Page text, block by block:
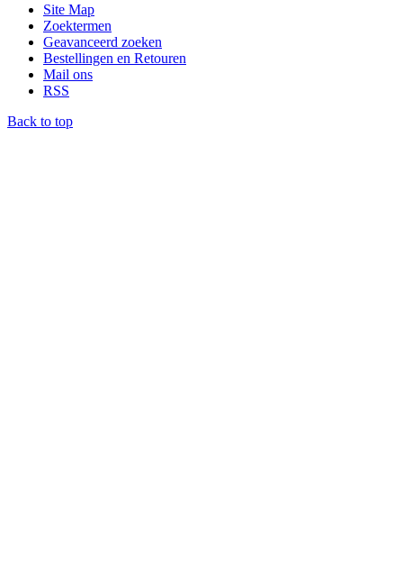
Site Map
Zoektermen
Geavanceerd zoeken
Bestellingen en Retouren
Mail ons
RSS
Back to top